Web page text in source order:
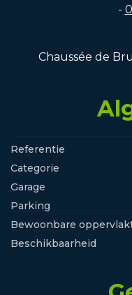
-
Chaussée de
Referentie
Categorie
Garage
Parking
Bewoonbare
Beschikbaarheid